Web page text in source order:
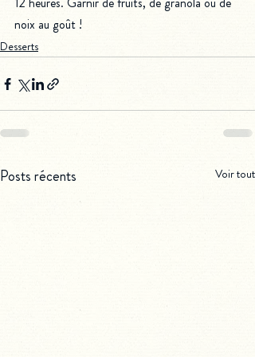
noix au goût !
Desserts
Posts récents Voir tout